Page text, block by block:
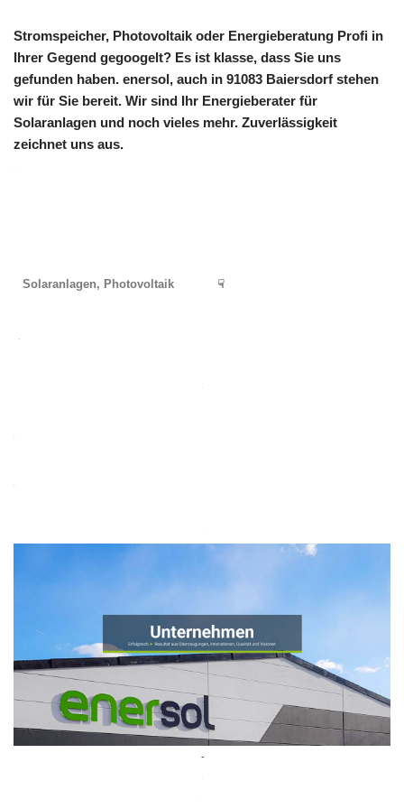
Stromspeicher, Photovoltaik oder Energieberatung Profi in
Ihrer Gegend gegoogelt? Es ist klasse, dass Sie uns
gefunden haben. enersol, auch in 91083 Baiersdorf stehen
wir für Sie bereit. Wir sind Ihr Energieberater für
Solaranlagen und noch vieles mehr. Zuverlässigkeit
zeichnet uns aus.
Solaranlagen, Photovoltaik ☟